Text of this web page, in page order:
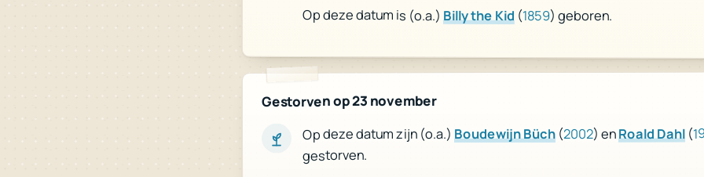
Op deze datum is (o.a.) Billy the Kid (1859) geboren.
Gestorven op 23 november
Op deze datum zijn (o.a.) Boudewijn Büch(2002) enRoald Dahl(
gestorven.